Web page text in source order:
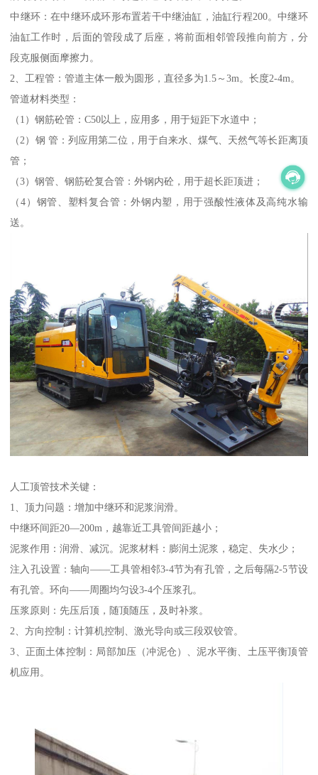
中继环：在中继环成环形布置若干中继油缸，油缸行程200。中继环
油缸工作时，后面的管段成了后座，将前面相邻管段推向前方，分
段克服侧面摩擦力。
2、工程管：管道主体一般为圆形，直径多为1.5～3m。长度2-4m。
管道材料类型：
（1）钢筋砼管：C50以上，应用多，用于短距下水道中；
（2）钢 管：列应用第二位，用于自来水、煤气、天然气等长距离顶
管；
（3）钢管、钢筋砼复合管：外钢内砼，用于超长距顶进；
（4）钢管、塑料复合管：外钢内塑，用于强酸性液体及高纯水输
送。
人工顶管技术关键：
1、顶力问题：增加中继环和泥浆润滑。
中继环间距20—200m，越靠近工具管间距越小；
泥浆作用：润滑、减沉。泥浆材料：膨润土泥浆，稳定、失水少；
注入孔设置：轴向——工具管相邻3-4节为有孔管，之后每隔2-5节设
有孔管。环向——周圈均匀设3-4个压浆孔。
压浆原则：先压后顶，随顶随压，及时补浆。
2、方向控制：计算机控制、激光导向或三段双铰管。
3、正面土体控制：局部加压（冲泥仓）、泥水平衡、土压平衡顶管
机应用。